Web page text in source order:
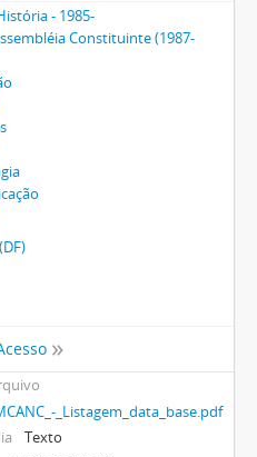
- 1985-
Constituinte (1987-
_Listagem_data_base.pdf
Texto